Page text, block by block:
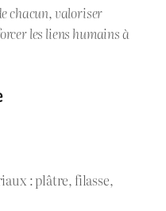
chacun, valoriser
les liens humains à
: plâtre, filasse,